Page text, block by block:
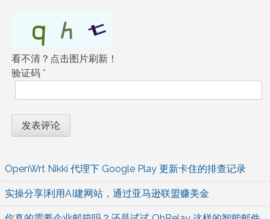
看不清？点击图片刷新！
验证码 *
OpenWrt Nikki 代理下 Google Play 更新卡住的排查记录
实操分享|利用AI建网站，通过亚马逊联盟赚美金